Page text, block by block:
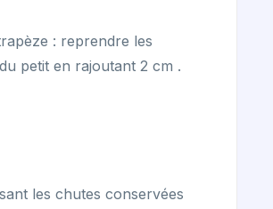
: reprendre les
petit en rajoutant 2 cm .
les chutes conservées